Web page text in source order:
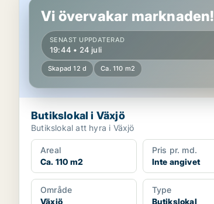
Vi övervakar marknaden!
SENAST UPPDATERAD
19:44 • 24 juli
Skapad 12 d Ca. 110 m2
Butikslokal i Växjö
Butikslokal att hyra i Växjö
Areal
Ca. 110 m2
Pris pr. md.
Inte angivet
Område
Växjö
Type
Butikslokal